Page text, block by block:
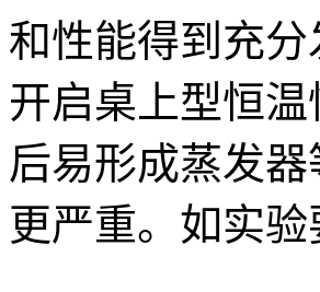
和性能得到充
开启桌上型恒
后易形成蒸发
更严重。如实